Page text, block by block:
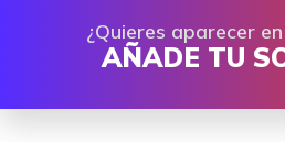
¿Quieres aparecer
AÑADE TU